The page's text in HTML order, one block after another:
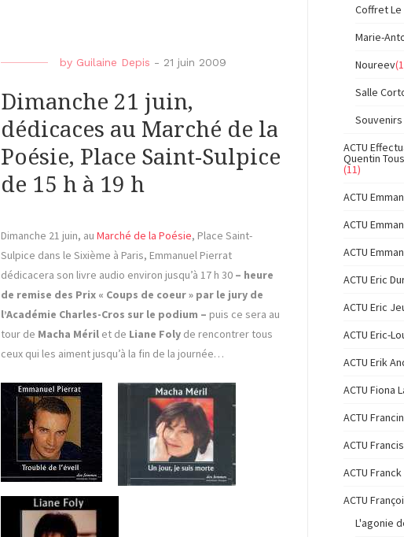
by Guilaine Depis - 21 juin 2009
Dimanche 21 juin,
dédicaces au Marché de la
Poésie, Place Saint-Sulpice
de 15 h à 19 h
Dimanche 21 juin, au Marché de la Poésie, Place Saint-
Sulpice dans le Sixième à Paris, Emmanuel Pierrat
dédicacera son livre audio environ jusqu’à 17 h 30 – heure
de remise des Prix « Coups de coeur » par le jury de
l’Académie Charles-Cros sur le podium – puis ce sera au
tour de Macha Méril et de Liane Foly de rencontrer tous
ceux qui les aiment jusqu’à la fin de la journée…
Coffret
Marie-
Noureev
Salle
ACTU
Quentin
(11)
ACTU
ACTU
ACTU
ACTU Eric
ACTU Eric
ACTU Eric-
ACTU Erik
ACTU Fiona
ACTU
ACTU
ACTU
ACTU
L'agonie